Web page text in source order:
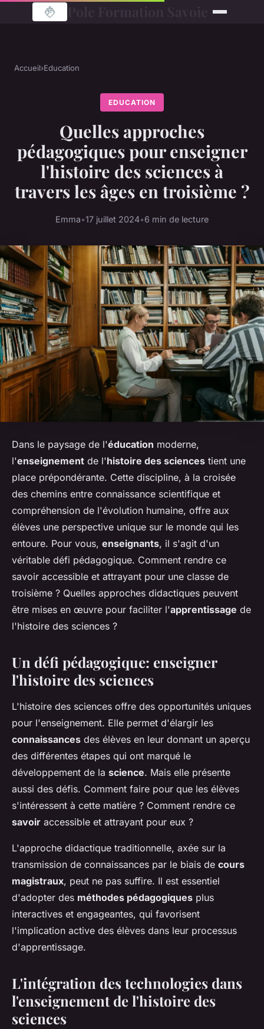
Accueil›Education
EDUCATION
Quelles approches
pédagogiques pour enseigner
l'histoire des sciences à
travers les âges en troisième ?
Emma•17 juillet 2024•6 min de lecture
Dans le paysage de l'éducation moderne,
l'enseignement de l'histoire des sciences tient une
place prépondérante. Cette discipline, à la croisée
des chemins entre connaissance scientifique et
compréhension de l'évolution humaine, offre aux
élèves une perspective unique sur le monde qui les
entoure. Pour vous, enseignants, il s'agit d'un
véritable défi pédagogique. Comment rendre ce
savoir accessible et attrayant pour une classe de
troisième ? Quelles approches didactiques peuvent
être mises en œuvre pour faciliter l'apprentissage de
l'histoire des sciences ?
Un défi pédagogique: enseigner
l'histoire des sciences
L'histoire des sciences offre des opportunités uniques
pour l'enseignement. Elle permet d'élargir les
connaissances des élèves en leur donnant un aperçu
des différentes étapes qui ont marqué le
développement de la science. Mais elle présente
aussi des défis. Comment faire pour que les élèves
s'intéressent à cette matière ? Comment rendre ce
savoir accessible et attrayant pour eux ?
L'approche didactique traditionnelle, axée sur la
transmission de connaissances par le biais de cours
magistraux, peut ne pas suffire. Il est essentiel
d'adopter des méthodes pédagogiques plus
interactives et engageantes, qui favorisent
l'implication active des élèves dans leur processus
d'apprentissage.
L'intégration des technologies dans
l'enseignement de l'histoire des
sciences